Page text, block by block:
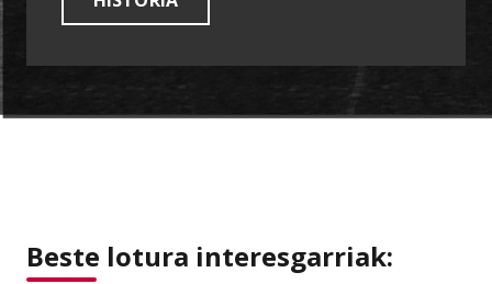
Beste lotura interesgarriak: